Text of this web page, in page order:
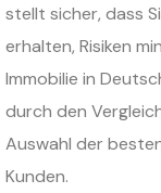
stellt sicher, dass
erhalten, Risiken
Immobilie in
durch den
Auswahl der
Kunden.